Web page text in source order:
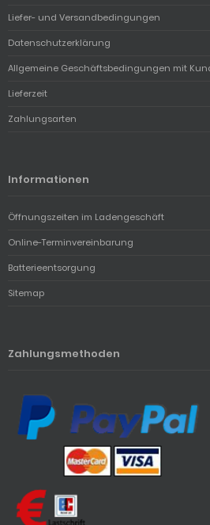
Liefer- und Versandbedingungen
Datenschutzerklärung
Allgemeine Geschäftsbedingungen mit
Lieferzeit
Zahlungsarten
Informationen
Öffnungszeiten im Ladengeschäft
Online-Terminvereinbarung
Batterieentsorgung
Sitemap
Zahlungsmethoden